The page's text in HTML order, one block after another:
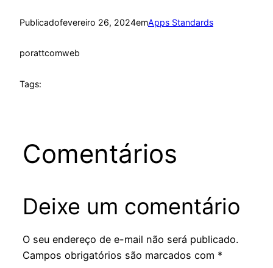
Publicadofevereiro 26, 2024emApps Standards
porattcomweb
Tags:
Comentários
Deixe um comentário
O seu endereço de e-mail não será publicado.
Campos obrigatórios são marcados com *